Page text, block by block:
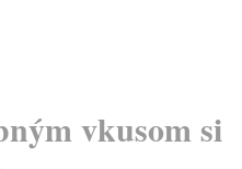
vkusom si